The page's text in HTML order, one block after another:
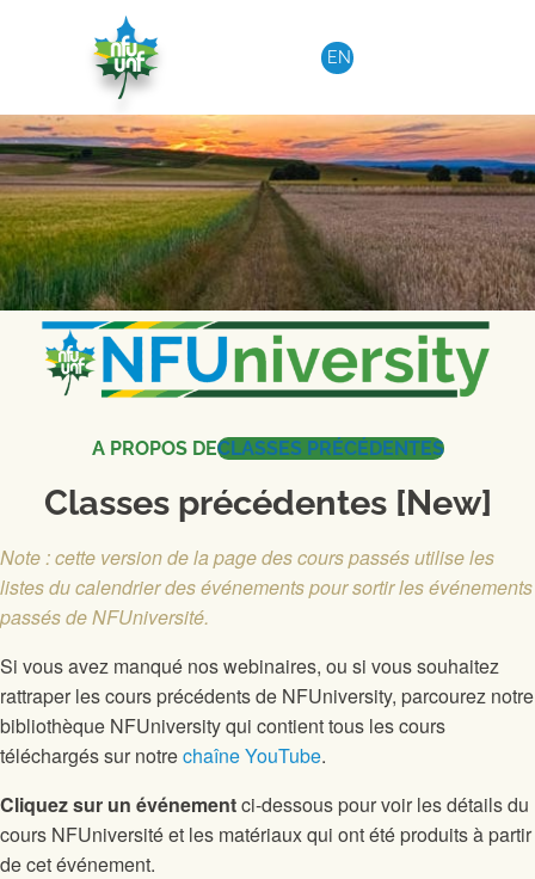
Aller au contenu
EN
A PROPOS DECLASSES PRÉCÉDENTES
Classes précédentes [New]
Note : cette version de la page des cours passés utilise les
listes du calendrier des événements pour sortir les événements
passés de NFUniversité.
Si vous avez manqué nos webinaires, ou si vous souhaitez
rattraper les cours précédents de NFUniversity, parcourez notre
bibliothèque NFUniversity qui contient tous les cours
téléchargés sur notrechaîne YouTube.
Cliquez sur un événementci-dessous pour voir les détails du
cours NFUniversité et les matériaux qui ont été produits à partir
de cet événement.